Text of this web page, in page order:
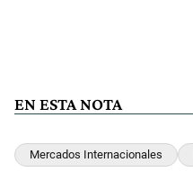
EN ESTA NOTA
Mercados Internacionales